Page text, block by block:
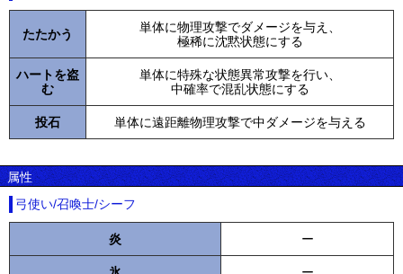
たたかう
単体に物理攻撃でダメージを与え、
極稀に沈黙状態にする
ハートを盗
む
単体に特殊な状態異常攻撃を行い、
中確率で混乱状態にする
投石 単体に遠距離物理攻撃で中ダメージを与える
属性
弓使い/召喚士/シーフ
炎 ー